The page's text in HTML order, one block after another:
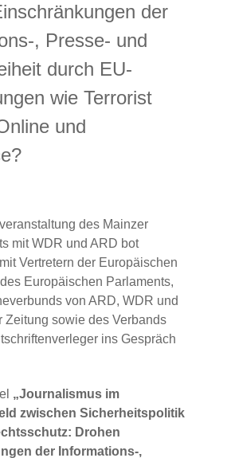
der
, Presse- und
durch EU-
wie Terrorist
und
des Mainzer
mit WDR und ARD bot
Vertretern der Europäischen
Europäischen Parlaments,
von ARD, WDR und
Zeitung sowie des Verbands
ins Gespräch
„Journalismus im
zwischen Sicherheitspolitik
Drohen
der Informations-,